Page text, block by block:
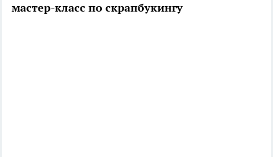
мастер-класс по скрапбукингу